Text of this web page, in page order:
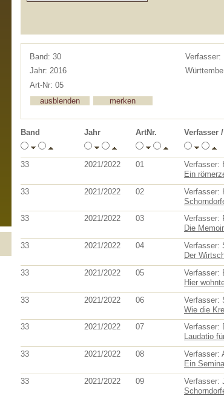
Band: 30
Jahr: 2016
Art-Nr: 05
Verfasser:
Band Jahr ArtNr. Verfasser
33 2021/2022 01
Verfasser:
Ein
33
2021/2022 02
Verfasser:
33
2021/2022 03
Verfasser:
Die
33
2021/2022 04
Verfasser:
Der
33
2021/2022 05
Verfasser:
Hier
33
2021/2022 06
Verfasser:
Wie die
33
2021/2022 07
Verfasser:
Laudatio
33
2021/2022 08
Verfasser:
Ein
33
2021/2022 09
Verfasser: